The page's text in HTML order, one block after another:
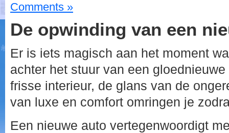
Comments »
De opwinding van een
Er is iets magisch aan het moment
achter het stuur van een
frisse interieur, de glans van de
van luxe en comfort omringen je
Een nieuwe auto vertegenwoordigt